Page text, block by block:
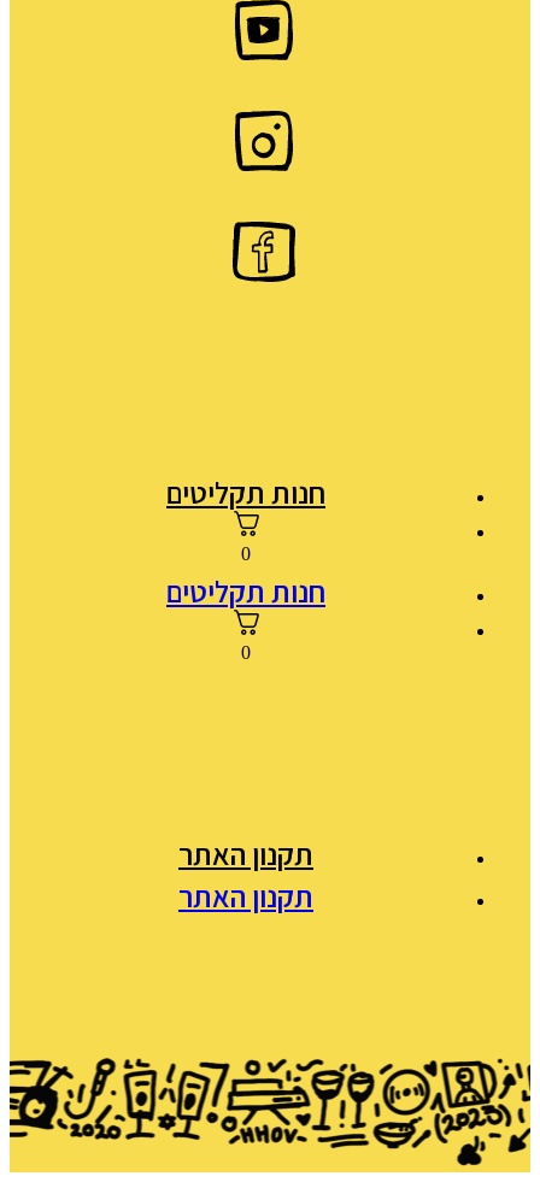
חנות תקליטים
0
חנות תקליטים
0
תקנון האתר
תקנון האתר